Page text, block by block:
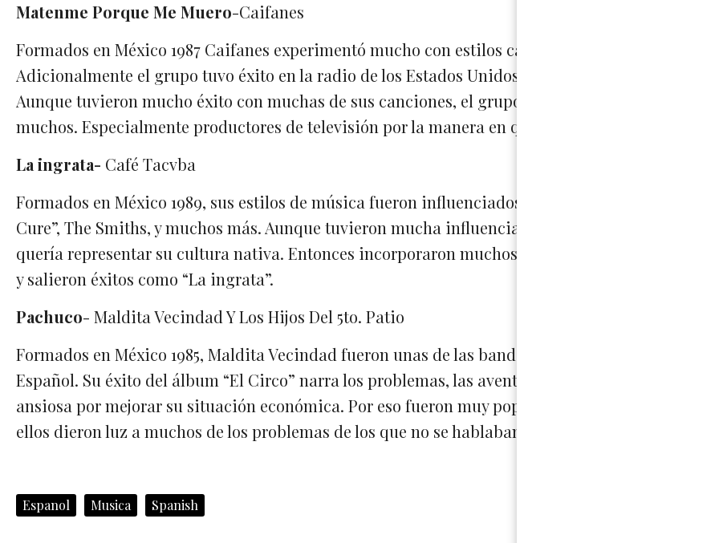
Matenme Porque Me Muero-Caifanes
Formados en México 1987 Caifanes experimentó mucho con estilos caribeños también con el
Adicionalmente el grupo tuvo éxito en la radio de los Estados Unidos con el éxito “La Negra
Aunque tuvieron mucho éxito con muchas de sus canciones, el grupo fue criticado y echo de
muchos. Especialmente productores de televisión por la manera en que se vestían
La ingrata- Café Tacvba
Formados en México 1989, sus estilos de música fueron influenciados por bandas como “The
Cure”, The Smiths, y muchos más. Aunque tuvieron mucha influencia de bandas Americanos,
quería representar su cultura nativa. Entonces incorporaron muchos himnos mexicanos en sus
y salieron éxitos como “La ingrata”.
Pachuco- Maldita Vecindad Y Los Hijos Del 5to. Patio
Formados en México 1985, Maldita Vecindad fueron unas de las bandas más influyentes en el
Español. Su éxito del álbum “El Circo” narra los problemas, las aventuras y la belleza de una
ansiosa por mejorar su situación económica. Por eso fueron muy populares con la juventud de
ellos dieron luz a muchos de los problemas de los que no se hablaban a menudo.
Espanol Musica Spanish